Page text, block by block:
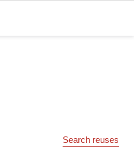
Search reuses